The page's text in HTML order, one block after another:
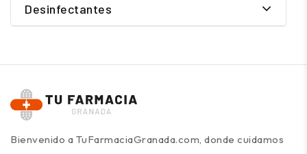
Desinfectantes
Bienvenido a TuFarmaciaGranada.com, donde cuidamos